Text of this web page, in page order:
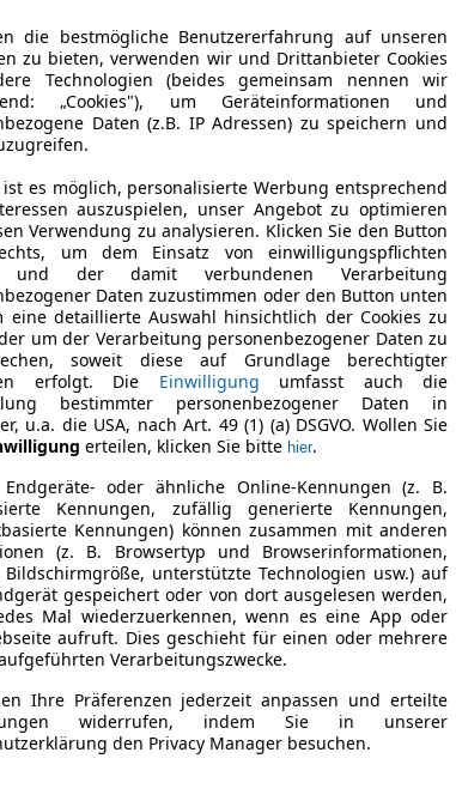
die bestmögliche Benutzererfahrung auf unseren
zu bieten, verwenden wir und Drittanbieter Cookies
Technologien (beides gemeinsam nennen wir
„Cookies"), um Geräteinformationen und
Daten (z.B. IP Adressen) zu speichern und
es möglich, personalisierte Werbung entsprechend
auszuspielen, unser Angebot zu optimieren
Verwendung zu analysieren. Klicken Sie den Button
um dem Einsatz von einwilligungspflichten
und der damit verbundenen Verarbeitung
Daten zuzustimmen oder den Button unten
eine detaillierte Auswahl hinsichtlich der Cookies zu
um der Verarbeitung personenbezogener Daten zu
soweit diese auf Grundlage berechtigter
erfolgt. Die Einwilligung umfasst auch die
bestimmter personenbezogener Daten in
u.a. die USA, nach Art. 49 (1) (a) DSGVO. Wollen Sie
erteilen, klicken Sie bitte hier.
Endgeräte- oder ähnliche Online-Kennungen (z. B.
Kennungen, zufällig generierte Kennungen,
Kennungen) können zusammen mit anderen
(z. B. Browsertyp und Browserinformationen,
Bildschirmgröße, unterstützte Technologien usw.) auf
gespeichert oder von dort ausgelesen werden,
Mal wiederzuerkennen, wenn es eine App oder
aufruft. Dies geschieht für einen oder mehrere
Verarbeitungszwecke.
Ihre Präferenzen jederzeit anpassen und erteilte
widerrufen, indem Sie in unserer
den Privacy Manager besuchen.